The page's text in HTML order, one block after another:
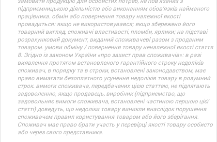
підприємницькою діяльністю або виконанням обов’язків найманого
працівника. обмін або повернення товару належної якості
провадиться: якщо не використовувався; якщо збережено його
товарний вигляд, споживчі властивості, пломби, ярлики; на підставі
розрахунковий документ, виданий споживачеві разом з проданим
товаром. умови обміну / повернення товару неналежної якості стаття
8. Згідно із законом України «про захист прав споживачів»: в разі
виявлення протягом встановленого гарантійного строку недоліків
споживач, в порядку та в строки, встановлені законодавством, має
право вимагати безоплатного усунення недоліків товару в розумний
строк. вимоги споживача, передбачених цією статтею, не підлягають
задоволенню, якщо продавець, виробник (підприємство, що
задовольняє вимоги споживача, встановлені частиною першою цієї
статті) доведуть, що недоліки товару виникли внаслідок порушення
споживачем правил користування товаром або його зберігання.
Споживач має право брати участь у перевірці якості товару особисто
або через свого представника.